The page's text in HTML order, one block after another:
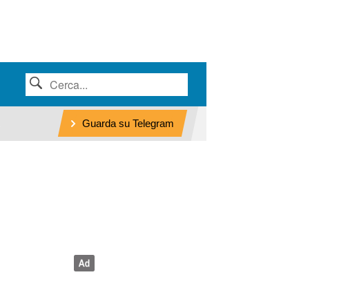
Guarda su Telegram